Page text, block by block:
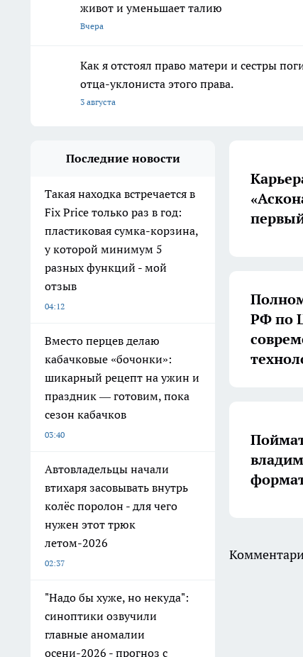
живот и уменьшает талию
Вчера
Как я отстоял право матери и сестры
отца-уклониста этого права.
3 августа
Последние новости
Такая находка встречается в
Fix Price только раз в год:
пластиковая сумка-корзина,
у которой минимум 5
разных функций - мой
отзыв
04:12
Вместо перцев делаю
кабачковые «бочонки»:
шикарный рецепт на ужин и
праздник — готовим, пока
сезон кабачков
03:40
Автовладельцы начали
втихаря засовывать внутрь
колёс поролон - для чего
нужен этот трюк
летом-2026
02:37
"Надо бы хуже, но некуда":
синоптики озвучили
главные аномалии
осени-2026 - прогноз с
РФ по